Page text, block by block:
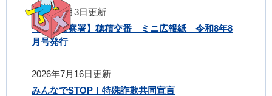
2026年8月3日更新
【北方警察署】穂積交番 ミニ広報紙 令和8年8
月号発行
2026年7月16日更新
みんなでSTOP！特殊詐欺共同宣言